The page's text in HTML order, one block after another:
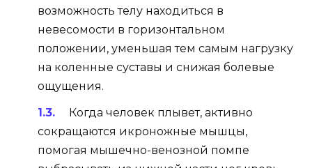
возможность телу находиться в
невесомости в горизонтальном
положении, уменьшая тем самым нагрузку
на коленные суставы и снижая болевые
ощущения.
Когда человек плывет, активно
сокращаются икроножные мышцы,
помогая мышечно-венозной помпе